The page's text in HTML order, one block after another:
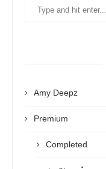
Amy Deepz
Premium
Completed